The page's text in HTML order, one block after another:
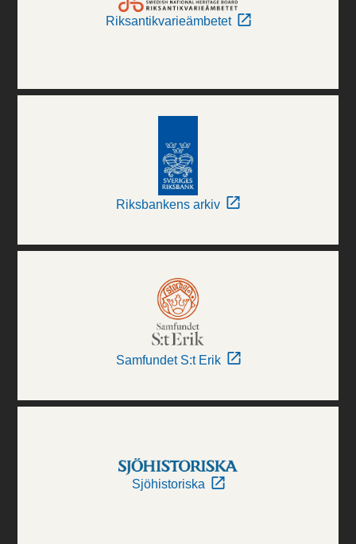
Riksantikvarieämbetet
Riksbankens arkiv
Samfundet S:t Erik
Sjöhistoriska